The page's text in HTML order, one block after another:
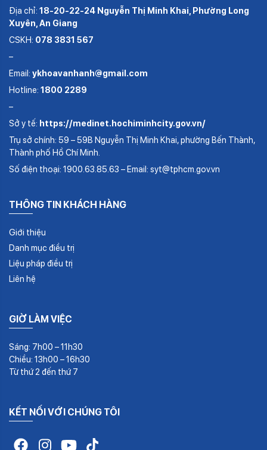
Địa chỉ: 18-20-22-24 Nguyễn Thị Minh Khai, Phường Long
Xuyên, An Giang
CSKH: 078 3831 567
–
Email: ykhoavanhanh@gmail.com
Hotline: 1800 2289
–
Sở y tế: https://medinet.hochiminhcity.gov.vn/
Trụ sở chính: 59 – 59B Nguyễn Thị Minh Khai, phường Bến Thành,
Thành phố Hồ Chí Minh.
Số điện thoại: 1900.63.85.63 – Email: syt@tphcm.gov.vn
THÔNG TIN KHÁCH HÀNG
Giới thiệu
Danh mục điều trị
Liệu pháp điều trị
Liên hệ
GIỜ LÀM VIỆC
Sáng: 7h00 – 11h30
Chiều: 13h00 – 16h30
Từ thứ 2 đến thứ 7
KẾT NỐI VỚI CHÚNG TÔI